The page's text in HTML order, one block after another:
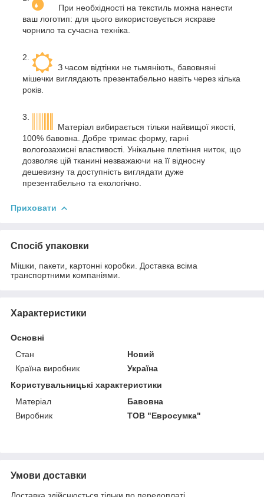
При необхідності на текстиль можна нанести
ваш логотип: для цього використовується яскраве
чорнило та сучасна техніка.
З часом відтінки не тьмяніють, бавовняні
мішечки виглядають презентабельно навіть через кілька
років.
Матеріал вибирається тільки найвищої якості,
100% бавовна. Добре тримає форму, гарні
вологозахисні властивості. Унікальне плетіння ниток, що
дозволяє цій тканині незважаючи на її відносну
дешевизну та доступність виглядати дуже
презентабельно та екологічно.
Приховати
Спосіб упаковки
Мішки, пакети, картонні коробки. Доставка всіма
транспортними компаніями.
Характеристики
Основні
Стан
Новий
Країна виробник
Україна
Користувальницькі характеристики
Матеріал
Бавовна
Виробник
ТОВ "Евросумка"
Умови доставки